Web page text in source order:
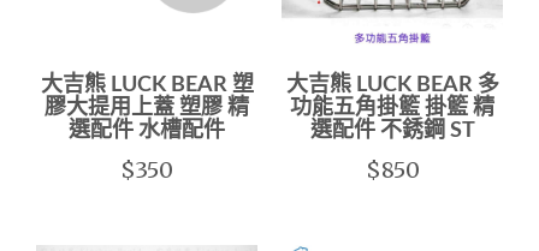
大吉熊 LUCK BEAR 塑
膠大提用上蓋 塑膠 精
選配件 水槽配件
$350
大吉熊 LUCK BEAR 多
功能五角掛籃 掛籃 精
選配件 不銹鋼 ST
$850